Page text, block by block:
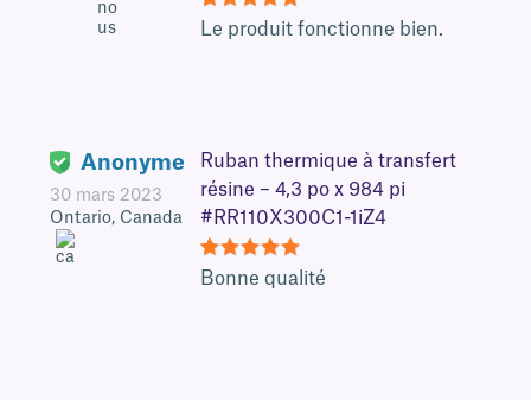
5Le produit fonctionne bien.
Anonyme
30 mars 2023
Ontario, Canada
Ruban thermique à transfert
résine – 4,3 po x 984 pi
#RR110X300C1-1iZ4
5Bonne qualité